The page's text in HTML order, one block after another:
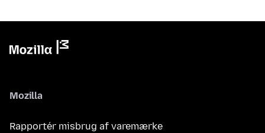
Mozilla
Rapportér misbrug af varemærke